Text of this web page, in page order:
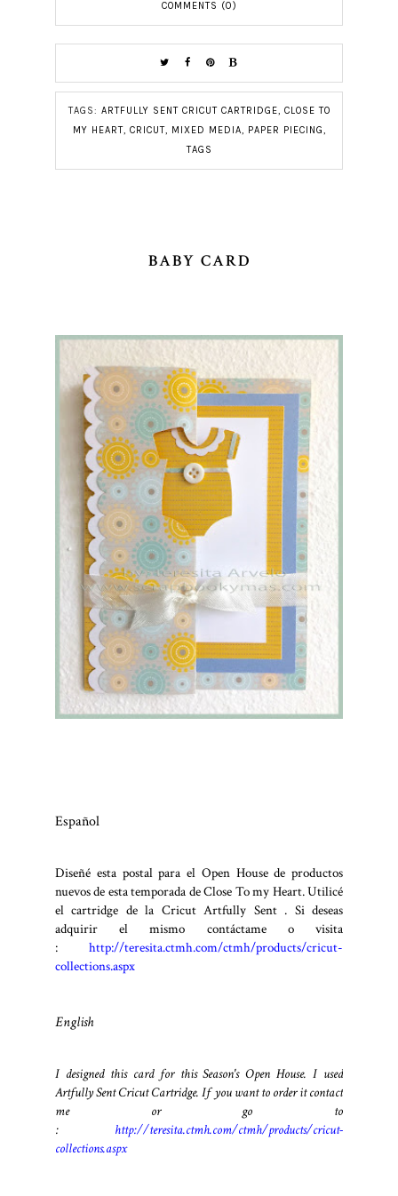
COMMENTS (0)
TAGS: ARTFULLY SENT CRICUT CARTRIDGE, CLOSE TO
MY HEART, CRICUT, MIXED MEDIA, PAPER PIECING,
TAGS
BABY CARD
Español
Diseñé esta postal para el Open House de productos
nuevos de esta temporada de Close To my Heart. Utilicé
el cartridge de la Cricut Artfully Sent . Si deseas
adquirir el mismo contáctame o visita
: http://teresita.ctmh.com/ctmh/products/cricut-
collections.aspx
English
I designed this card for this Season's Open House. I used
Artfully Sent Cricut Cartridge. If you want to order it contact
me or go to
:
http://teresita.ctmh.com/ctmh/products/cricut-
collections.aspx